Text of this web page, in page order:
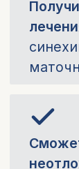
*
В связи с
марта 2026
выдачу
начисление